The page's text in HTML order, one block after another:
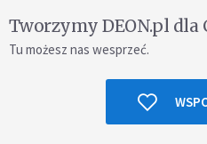
Tworzymy DEON.pl dla
Tu możesz nas wesprzeć.